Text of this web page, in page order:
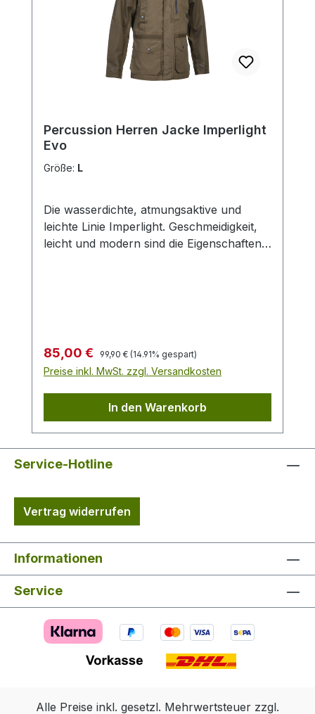
Percussion Herren Jacke Imperlight
Evo
Größe: L
Die wasserdichte, atmungsaktive und
leichte Linie Imperlight. Geschmeidigkeit,
leicht und modern sind die Eigenschaften,
Patronenschlaufen, zwei
Napoleontaschen, eine Brusttasche, drei
Innentaschen davon eine Handytasche.
Im Kragen intergierte, abnehmbare
Kapuze, geräumige Hasentaschen mit
wasserdichtem und abwaschbarem
Innenfutter. Obermaterial: 65 % Polyester,
35 % Baumwolle
Verkaufspreis:
85,00 € Regulärer Preis:
99,90 € (14.91% gespart)
Preise inkl. MwSt. zzgl. Versandkosten
In den Warenkorb
Service-Hotline
Vertrag widerrufen
Informationen
Service
Alle Preise inkl. gesetzl. Mehrwertsteuer zzgl.